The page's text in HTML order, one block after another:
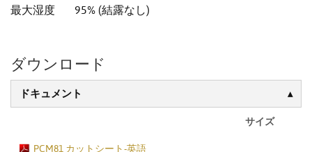
最大湿度 95% (結露なし)
ダウンロード
ドキュメント
サイズ
PCM81 カットシート-英語